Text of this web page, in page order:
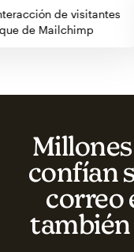
interacción de visitantes
de Mailchimp
confían
correo
también